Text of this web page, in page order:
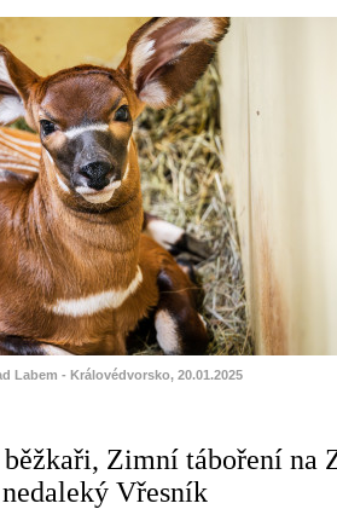
Labem - Královédvorsko, 20.01.2025
Zimní táboření na
Vřesník